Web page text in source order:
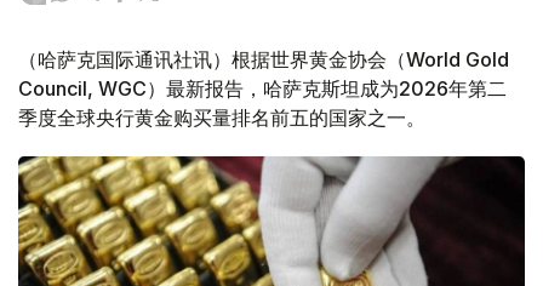
（哈萨克国际通讯社讯）根据世界黄金协会（World Gold
Council, WGC）最新报告，哈萨克斯坦成为2026年第二
季度全球央行黄金购买量排名前五的国家之一。